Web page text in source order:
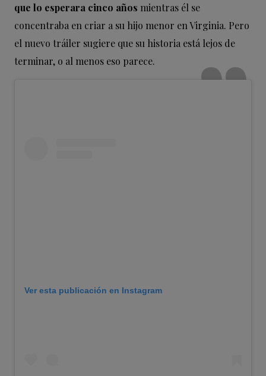
que lo esperara cinco años mientras él se
concentraba en criar a su hijo menor en Virginia. Pero
el nuevo tráiler sugiere que su historia está lejos de
terminar, o al menos eso parece.
Ver esta publicación en Instagram